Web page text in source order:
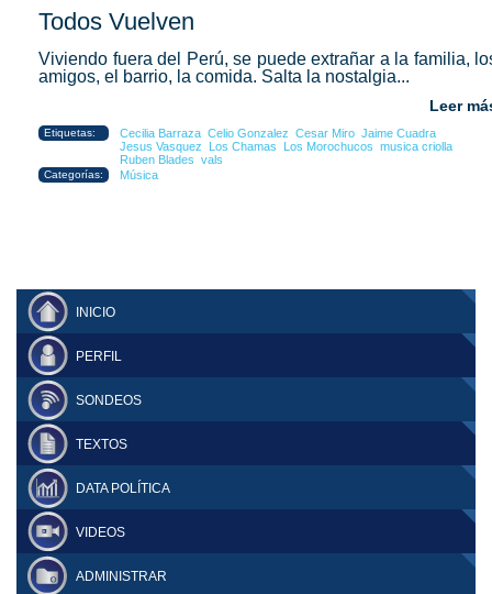
Todos Vuelven
Viviendo fuera del Perú, se puede extrañar a la familia,
amigos, el barrio, la comida. Salta la nostalgia...
Leer
Etiquetas: Cecilia Barraza Celio Gonzalez Cesar Miro Jaime Cuadra
Jesus Vasquez
Los Chamas Los Morochucos musica criolla
Ruben Blades vals
Categorías: Música
INICIO
PERFIL
SONDEOS
TEXTOS
DATA POLÍTICA
VIDEOS
ADMINISTRAR